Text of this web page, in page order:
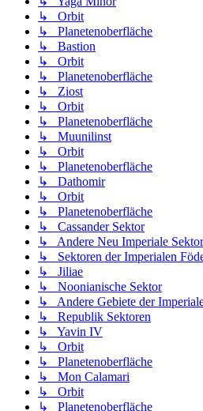
↳ Orbit
↳ Planetenoberfläche
↳ Bastion
↳ Orbit
↳ Planetenoberfläche
↳ Ziost
↳ Orbit
↳ Planetenoberfläche
↳ Muunilinst
↳ Orbit
↳ Planetenoberfläche
↳ Dathomir
↳ Orbit
↳ Planetenoberfläche
↳ Cassander Sektor
↳ Andere Neu Imperiale
↳ Sektoren der Imperialen
↳ Jiliae
↳ Noonianische Sektor
↳ Andere Gebiete der
↳ Republik Sektoren
↳ Yavin IV
↳ Orbit
↳ Planetenoberfläche
↳ Mon Calamari
↳ Orbit
↳ Planetenoberfläche